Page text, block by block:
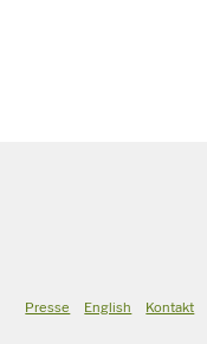
Presse English Kontakt